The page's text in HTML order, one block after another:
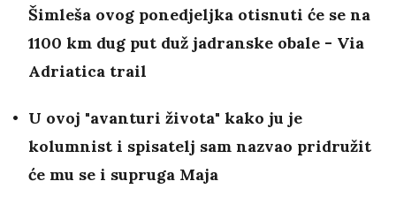
Šimleša ovog ponedjeljka otisnuti će se na
1100 km dug put duž jadranske obale - Via
Adriatica trail
U ovoj "avanturi života" kako ju je
kolumnist i spisatelj sam nazvao pridružit
će mu se i supruga Maja